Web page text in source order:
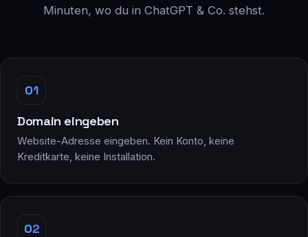
Minuten, wo du in ChatGPT & Co. stehst.
01
Domain eingeben
Website-Adresse eingeben. Kein Konto, keine
Kreditkarte, keine Installation.
02